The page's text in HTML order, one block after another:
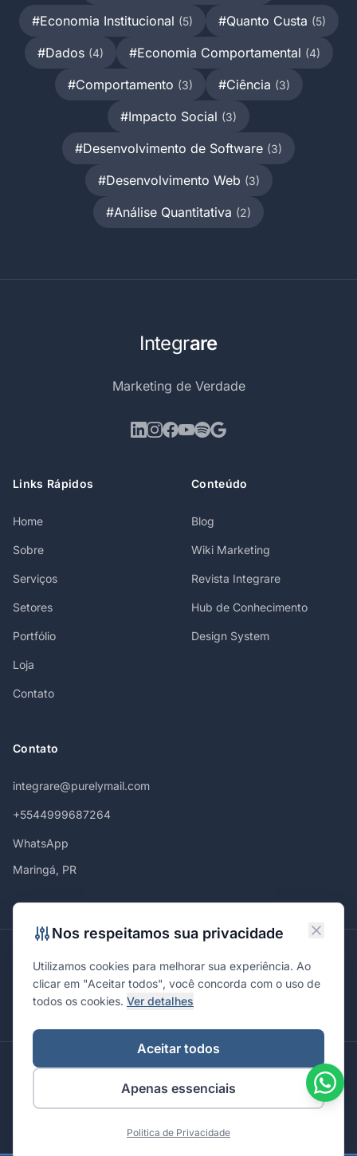
#Economia Institucional (5) #Quanto Custa (5)
#Dados (4) #Economia Comportamental (4)
#Comportamento (3) #Ciência (3)
#Impacto Social (3)
#Desenvolvimento de Software (3)
#Desenvolvimento Web (3)
#Análise Quantitativa (2)
Integrare
Marketing de Verdade
Links Rápidos
Home
Sobre
Serviços
Setores
Portfólio
Loja
Contato
Conteúdo
Blog
Wiki Marketing
Revista Integrare
Hub de Conhecimento
Design System
Contato
integrare@purelymail.com
+5544999687264
WhatsApp
Maringá, PR
MaringáCuritibaSão PauloLondrinaCascavelPonta Grossa
Florianópolis BrasíliaJoinvilleCampinas
© 2026 Integrare. Marketing de Verdade. Todos os direitos
reservados.
Nos respeitamos sua privacidade
Utilizamos cookies para melhorar sua experiência. Ao
clicar em "Aceitar todos", você concorda com o uso de
todos os cookies. Ver detalhes
Aceitar todos
Apenas essenciais
Politica de Privacidade